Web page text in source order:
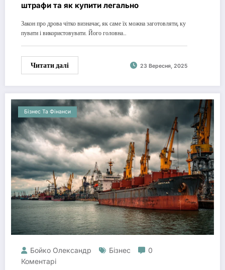
штрафи та як купити легально
Закон про дрова чітко визначає, як саме їх можна заготовляти, ку
пувати і використовувати. Його головна…
Читати далі 23 Вересня, 2025
Бізнес Та Фінанси
Бойко Олександр Бізнес
0
Коментарі